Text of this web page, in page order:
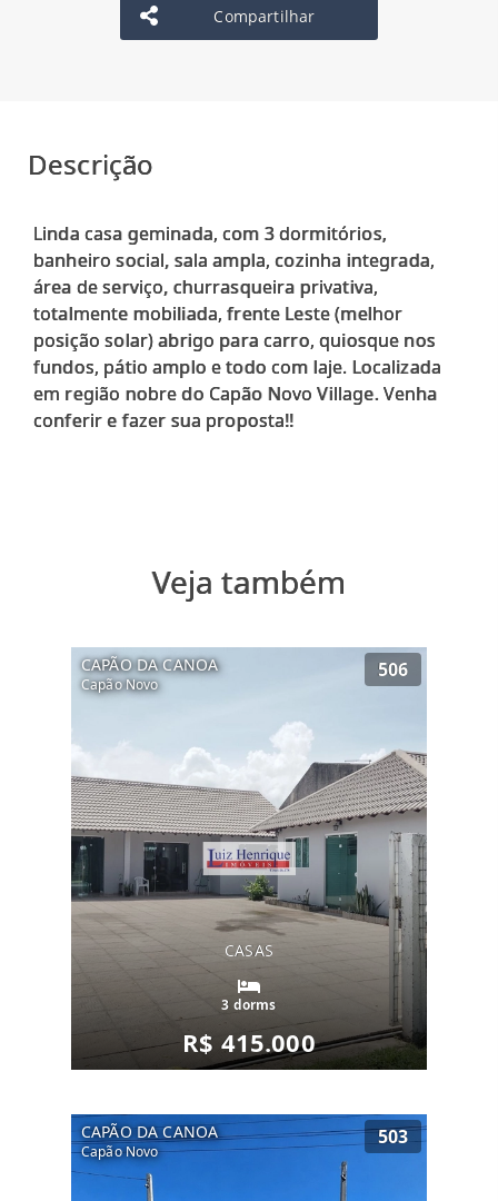
Compartilhar
Descrição
Linda casa geminada, com 3 dormitórios,
banheiro social, sala ampla, cozinha integrada,
área de serviço, churrasqueira privativa,
totalmente mobiliada, frente Leste (melhor
posição solar) abrigo para carro, quiosque nos
fundos, pátio amplo e todo com laje. Localizada
em região nobre do Capão Novo Village. Venha
conferir e fazer sua proposta!!
Veja também
CAPÃO DA CANOA
Capão Novo
506
CASAS
3 dorms
R$ 415.000
CAPÃO DA CANOA
Capão Novo
503